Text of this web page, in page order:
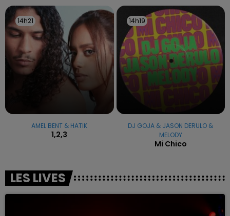
14h21
14h21
AMEL BENT & HATIK
1,2,3
14h19
14h19
DJ GOJA & JASON DERULO &
MELODY
Mi Chico
LES LIVES